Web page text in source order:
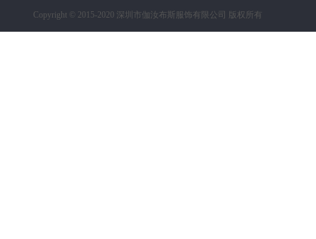
Copyright © 2015-2020 深圳市伽汝布斯服饰有限公司 版权所有